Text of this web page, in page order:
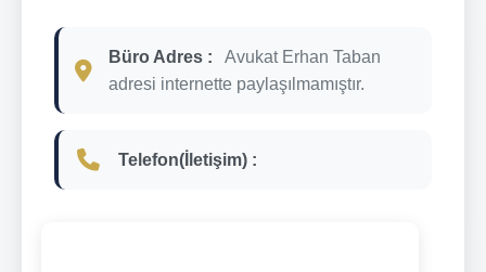
Büro Adres :
Avukat Erhan Taban
adresi internette paylaşılmamıştır.
Telefon(İletişim) :